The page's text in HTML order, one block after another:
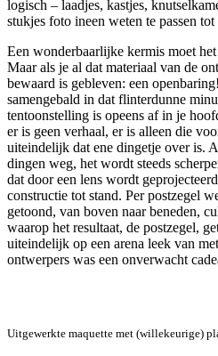
logisch – laadjes, kastjes,
stukjes foto ineen weten te passen
Een wonderbaarlijke kermis moet
Maar als je al dat materiaal van de
bewaard is gebleven: een
samengebald in dat flinterdunne
tentoonstelling is opeens af in je
er is geen verhaal, er is alleen die
uiteindelijk dat ene dingetje over is.
dingen weg, het wordt steeds
dat door een lens wordt
constructie tot stand. Per postzegel
getoond, van boven naar beneden,
waarop het resultaat, de postzegel,
uiteindelijk op een arena leek van
ontwerpers was een onverwacht
Uitgewerkte maquette met (willekeurige)